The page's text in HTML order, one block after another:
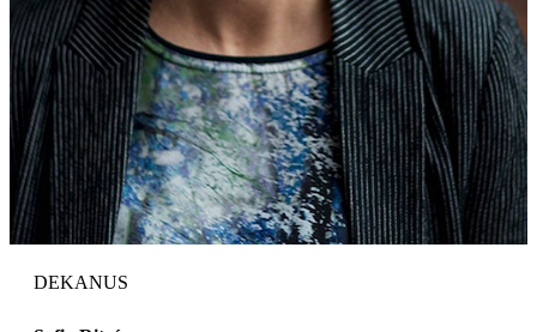
DEKANUS